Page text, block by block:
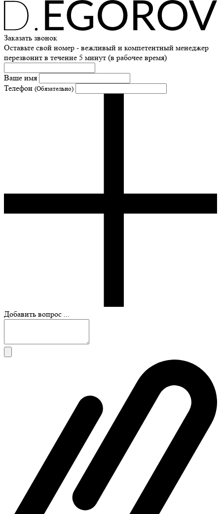
Заказать звонок
Оставьте свой номер - вежливый и компетентный менеджер
перезвонит в течение 5 минут (в рабочее время)
Ваше имя
Телефон (Обязательно)
Добавить вопрос ...